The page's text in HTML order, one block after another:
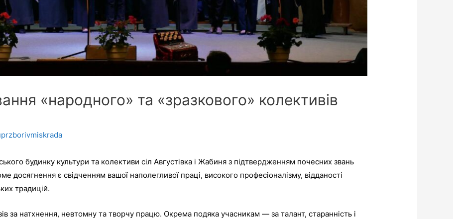
«народного» та «зразкового» колективів
будинку культури та колективи сіл Августівка і Жабиня з підтвердженням почесних звань
досягнення є свідченням вашої наполегливої праці, високого професіоналізму, відданості
традицій.
за натхнення, невтомну та творчу працю. Окрема подяка учасникам — за талант, старанність і